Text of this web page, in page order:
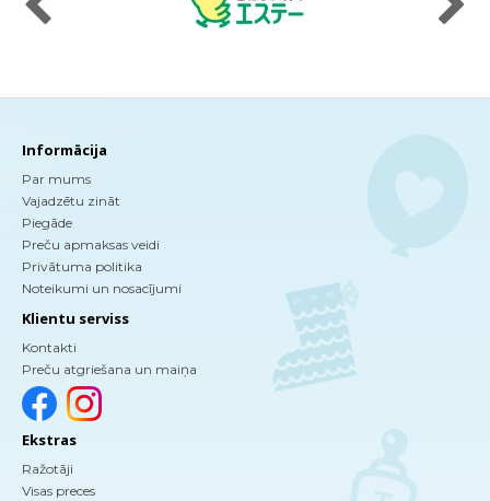
Informācija
Par mums
Vajadzētu zināt
Piegāde
Preču apmaksas veidi
Privātuma politika
Noteikumi un nosacījumi
Klientu serviss
Kontakti
Preču atgriešana un maiņa
Ekstras
Ražotāji
Visas preces